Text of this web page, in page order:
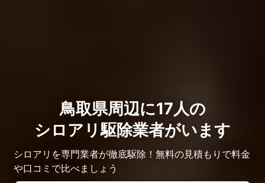
鳥取県周辺に17人の
シロアリ駆除業者がいます
シロアリを専門業者が徹底駆除！無料の見積もりで料金
や口コミで比べましょう